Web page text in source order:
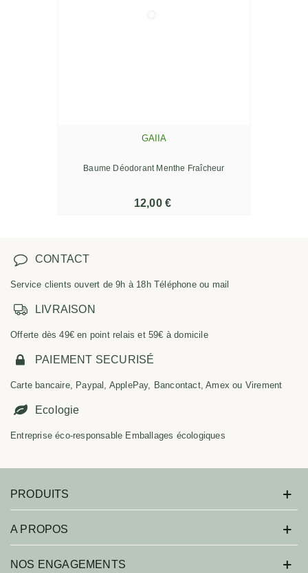
GAIIA
Baume Déodorant Menthe Fraîcheur
12,00 €
CONTACT
Service clients ouvert de 9h à 18h Téléphone ou mail
LIVRAISON
Offerte dès 49€ en point relais et 59€ à domicile
PAIEMENT SECURISÉ
Carte bancaire, Paypal, ApplePay, Bancontact, Amex ou Virement
Ecologie
Entreprise éco-responsable Emballages écologiques
PRODUITS
A PROPOS
NOS ENGAGEMENTS